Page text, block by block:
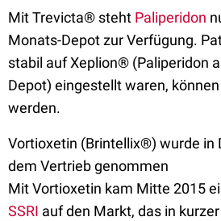
Mit Trevicta® steht Paliperidon
Monats-Depot zur Verfügung.
stabil auf Xeplion® (Paliperidon
Depot) eingestellt waren,
werden.
Vortioxetin (Brintellix®) wurde in
dem Vertrieb genommen
Mit Vortioxetin kam Mitte 2015
SSRI auf den Markt, das in